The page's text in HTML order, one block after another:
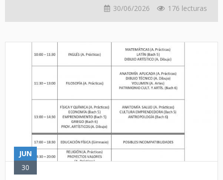
30/06/2026 176 lecturas
JUN
30